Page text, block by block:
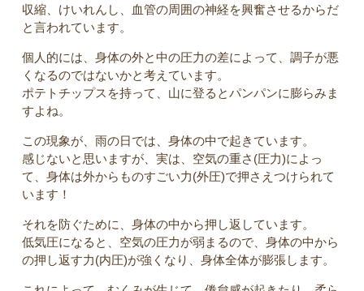
収縮、けいれんし、血管の周囲の神経を興奮させるからだ
と言われています。
個人的には、身体の外と中の圧力の差によって、調子が悪
くなるのではないかと考えています。
ポテトチップスを持って、山に登るとパンパンに膨らみま
すよね。
この現象が、雨の日では、身体の中で起きています。
感じないと思いますが、実は、空気の重さ(圧力)によっ
て、身体は外からものすごい力(外圧)で押さえつけられて
います！
それを防ぐために、身体の中から押し返しています。
低気圧になると、空気の圧力が弱まるので、身体の中から
の押し返す力(内圧)が強くなり、身体全体が膨張します。